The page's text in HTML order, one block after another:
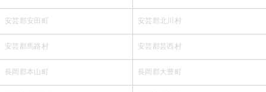
安芸郡安田町 安芸郡北川村
安芸郡馬路村 安芸郡芸西村
長岡郡本山町 長岡郡大豊町